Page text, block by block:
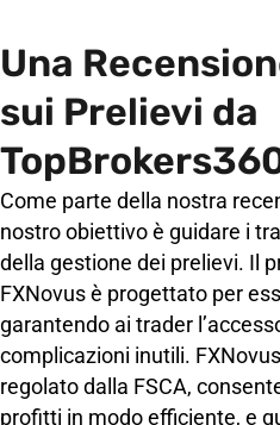
Una
sui Prelievi da
Come parte della nostra
nostro obiettivo è guidare i
della gestione dei prelievi. Il
FXNovus è progettato per
garantendo ai trader
complicazioni inutili.
regolato dalla FSCA,
profitti in modo efficiente, e